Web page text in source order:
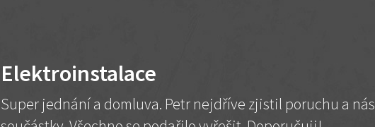
Elektroinstalace
Super jednání a domluva. Petr nejdříve zjistil poruchu a